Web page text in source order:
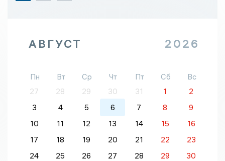
АВГУСТ 2026
Пн Вт Ср Чт Пт Сб
Вс
27
28 29 30 31 1
2
3
4 5 6 7 8
9
10
11 12 13 14 15
16
17
18 19 20 21 22
23
24
25 26 27 28 29
30